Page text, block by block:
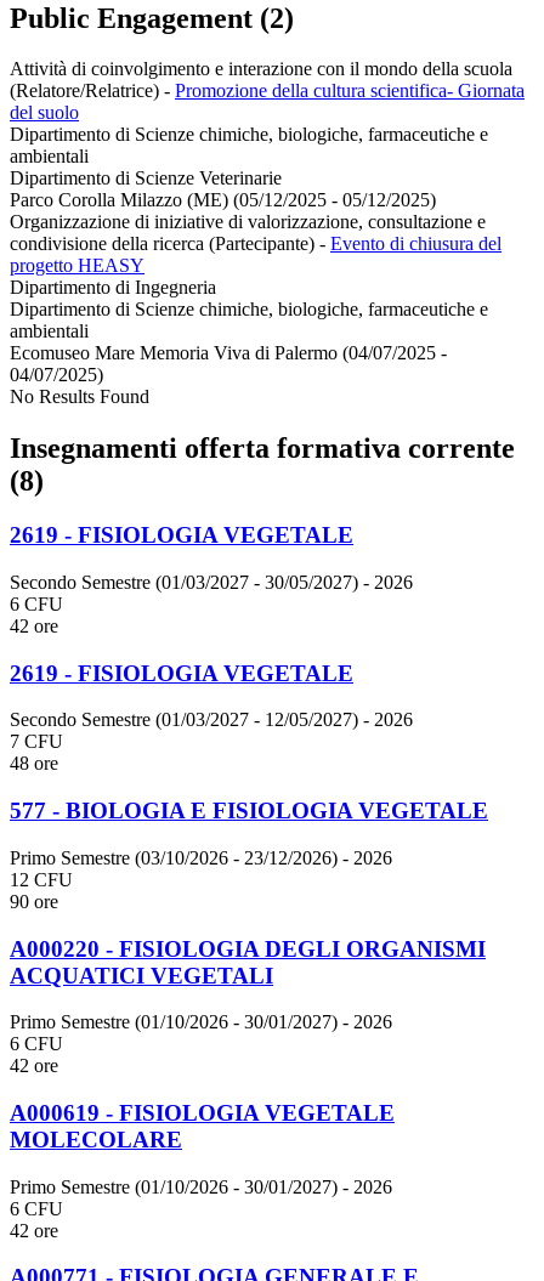
Public Engagement (2)
Attività di coinvolgimento e interazione con il mondo della scuola
(Relatore/Relatrice) - Promozione della cultura scientifica- Giornata
del suolo
Dipartimento di Scienze chimiche, biologiche, farmaceutiche e
ambientali
Dipartimento di Scienze Veterinarie
Parco Corolla Milazzo (ME) (05/12/2025 - 05/12/2025)
Organizzazione di iniziative di valorizzazione, consultazione e
condivisione della ricerca (Partecipante) - Evento di chiusura del
progetto HEASY
Dipartimento di Ingegneria
Dipartimento di Scienze chimiche, biologiche, farmaceutiche e
ambientali
Ecomuseo Mare Memoria Viva di Palermo (04/07/2025 -
04/07/2025)
No Results Found
Insegnamenti offerta formativa corrente
(8)
2619 - FISIOLOGIA VEGETALE
Secondo Semestre (01/03/2027 - 30/05/2027) - 2026
6 CFU
42 ore
2619 - FISIOLOGIA VEGETALE
Secondo Semestre (01/03/2027 - 12/05/2027) - 2026
7 CFU
48 ore
577 - BIOLOGIA E FISIOLOGIA VEGETALE
Primo Semestre (03/10/2026 - 23/12/2026) - 2026
12 CFU
90 ore
A000220 - FISIOLOGIA DEGLI ORGANISMI
ACQUATICI VEGETALI
Primo Semestre (01/10/2026 - 30/01/2027) - 2026
6 CFU
42 ore
A000619 - FISIOLOGIA VEGETALE
MOLECOLARE
Primo Semestre (01/10/2026 - 30/01/2027) - 2026
6 CFU
42 ore